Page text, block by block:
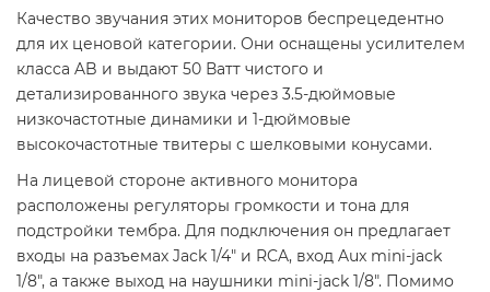
Качество звучания этих мониторов беспрецедентно
для их ценовой категории. Они оснащены усилителем
класса AB и выдают 50 Ватт чистого и
детализированного звука через 3.5-дюймовые
низкочастотные динамики и 1-дюймовые
высокочастотные твитеры с шелковыми конусами.
На лицевой стороне активного монитора
расположены регуляторы громкости и тона для
подстройки тембра. Для подключения он предлагает
входы на разъемах Jack 1/4" и RCA, вход Aux mini-jack
1/8", а также выход на наушники mini-jack 1/8". Помимо